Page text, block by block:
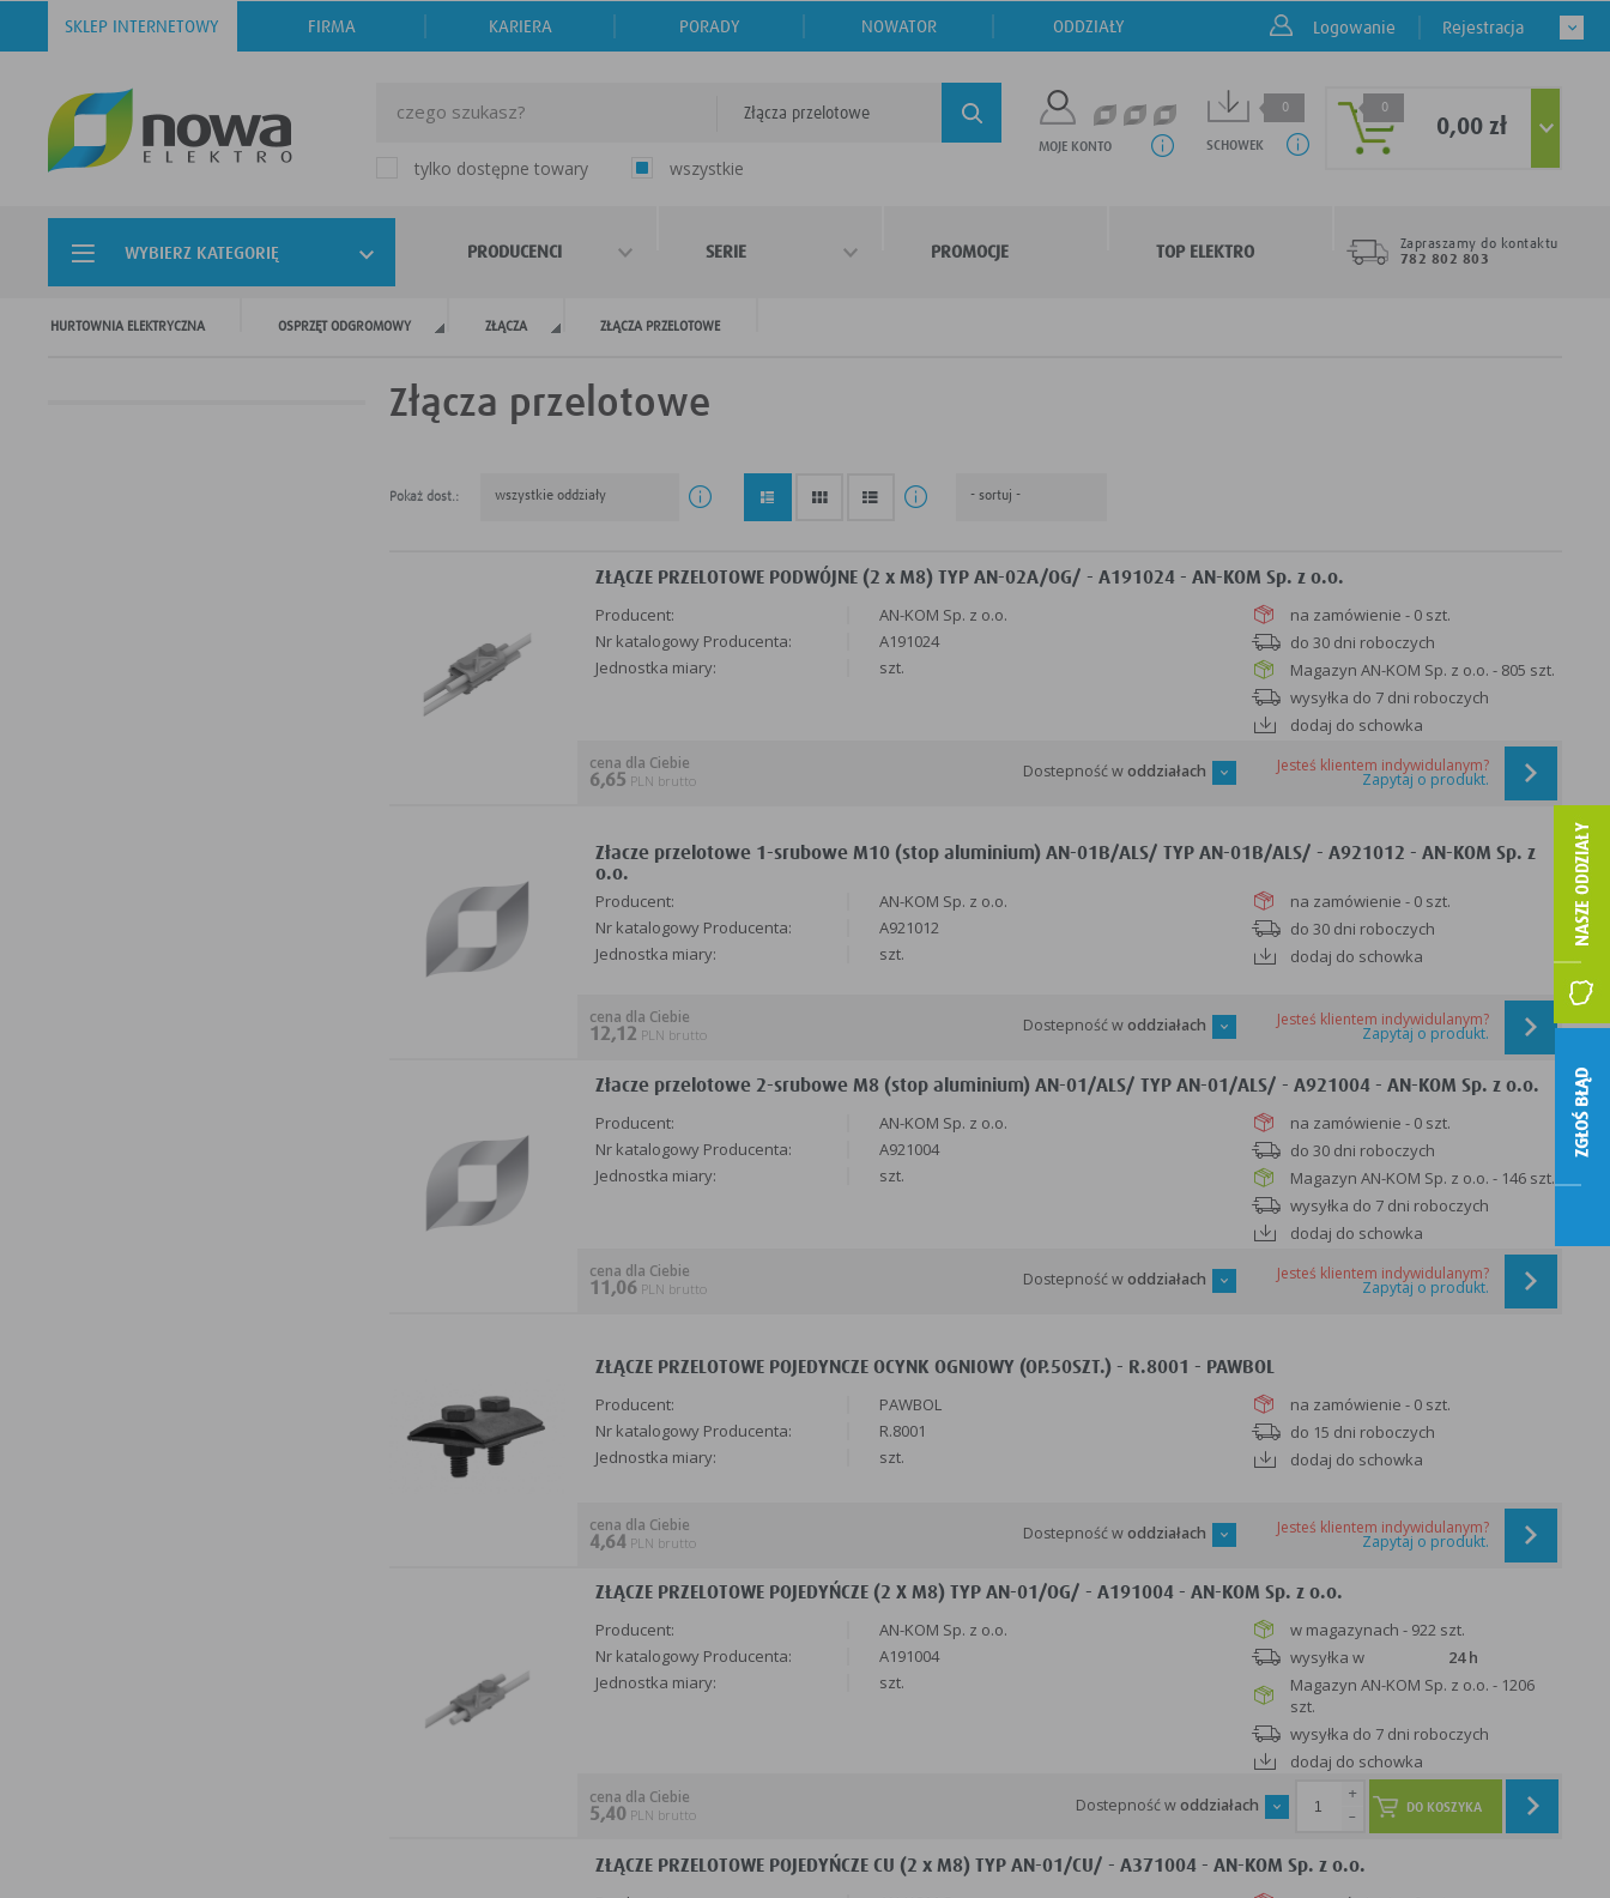
SKLEP INTERNETOWY FIRMA KARIERA PORADY NOWATOR ODDZIAŁY Logowanie Rejestracja
Złącza przelotowe
tylko dostępne towary wszystkie
MOJE KONTO SCHOWEK
0 0
0,00 zł
WYBIERZ KATEGORIĘ PRODUCENCI SERIE PROMOCJE TOP ELEKTRO
Zapraszamy do kontaktu
782 802 803
HURTOWNIA ELEKTRYCZNA OSPRZĘT ODGROMOWY ZŁĄCZA ZŁĄCZA PRZELOTOWE
Złącza przelotowe
Pokaż dost.: wszystkie oddziały - sortuj -
ZŁĄCZE PRZELOTOWE PODWÓJNE (2 x M8) TYP AN-02A/OG/ - A191024 - AN-KOM Sp. z o.o.
Producent:
AN-KOM Sp. z o.o.
Nr katalogowy Producenta:
A191024
Jednostka miary:
szt.
na zamówienie - 0 szt.
do 30 dni roboczych
Magazyn AN-KOM Sp. z o.o. - 805 szt.
wysyłka do 7 dni roboczych
dodaj do schowka
cena dla Ciebie
6,65 PLN brutto Dostepność woddziałach Jesteś klientem indywidulanym?
Zapytaj o produkt.
Złacze przelotowe 1-srubowe M10 (stop aluminium) AN-01B/ALS/ TYP AN-01B/ALS/ - A921012 - AN-KOM Sp. z
o.o.
Producent:
AN-KOM Sp. z o.o.
Nr katalogowy Producenta:
A921012
Jednostka miary:
szt.
na zamówienie - 0 szt.
do 30 dni roboczych
dodaj do schowka
cena dla Ciebie
12,12 PLN brutto Dostepność woddziałach Jesteś klientem indywidulanym?
Zapytaj o produkt.
Złacze przelotowe 2-srubowe M8 (stop aluminium) AN-01/ALS/ TYP AN-01/ALS/ - A921004 - AN-KOM Sp. z o.o.
Producent:
AN-KOM Sp. z o.o.
Nr katalogowy Producenta:
A921004
Jednostka miary:
szt.
na zamówienie - 0 szt.
do 30 dni roboczych
Magazyn AN-KOM Sp. z o.o. - 146 szt.
wysyłka do 7 dni roboczych
dodaj do schowka
cena dla Ciebie
11,06 PLN brutto Dostepność woddziałach Jesteś klientem indywidulanym?
Zapytaj o produkt.
ZŁĄCZE PRZELOTOWE POJEDYNCZE OCYNK OGNIOWY (OP.50SZT.) - R.8001 - PAWBOL
Producent:
PAWBOL
Nr katalogowy Producenta:
R.8001
Jednostka miary:
szt.
na zamówienie - 0 szt.
do 15 dni roboczych
dodaj do schowka
cena dla Ciebie
4,64 PLN brutto Dostepność woddziałach Jesteś klientem indywidulanym?
Zapytaj o produkt.
ZŁĄCZE PRZELOTOWE POJEDYŃCZE (2 X M8) TYP AN-01/OG/ - A191004 - AN-KOM Sp. z o.o.
Producent:
AN-KOM Sp. z o.o.
Nr katalogowy Producenta:
A191004
Jednostka miary:
szt.
w magazynach - 922 szt.
wysyłka w
24 h
Magazyn AN-KOM Sp. z o.o. - 1206
szt.
wysyłka do 7 dni roboczych
dodaj do schowka
cena dla Ciebie
5,40 PLN brutto Dostepność woddziałach
-
+
DO KOSZYKA
ZŁĄCZE PRZELOTOWE POJEDYŃCZE CU (2 x M8) TYP AN-01/CU/ - A371004 - AN-KOM Sp. z o.o.
ZGŁOŚ BŁĄD